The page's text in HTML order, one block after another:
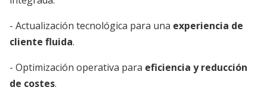
- Actualización tecnológica para una experiencia de
cliente fluida.
- Optimización operativa para eficiencia y reducción
de costes.